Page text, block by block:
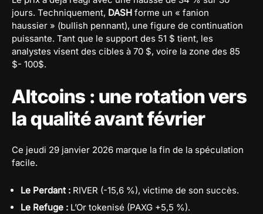
jours. Techniquement, DASH forme un « fanion
haussier » (bullish pennant), une figure de continuation
puissante. Tant que le support des 51 $ tient, les
analystes visent des cibles à 70 $, voire la zone des 85
$- 100$.
Altcoins : une rotation vers
la qualité avant février
Ce jeudi 29 janvier 2026 marque la fin de la spéculation
facile.
Le Perdant : RIVER (-15,6 %), victime de son succès.
Le Refuge : L’Or tokenisé (PAXG +5,5 %).